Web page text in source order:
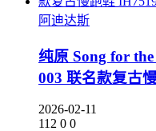
阿迪达斯
纯原 Song for
003 联名款复古
2026-02-11
112 0 0